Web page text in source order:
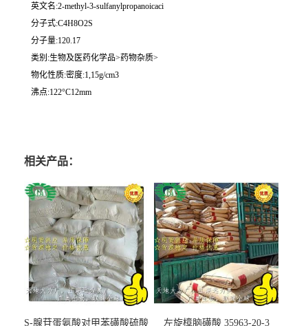
英文名:2-methyl-3-sulfanylpropanoicaci
分子式:C4H8O2S
分子量:120.17
类别:生物及医药化学品>药物杂质>
物化性质:密度:1,15g/cm3
沸点:122°C12mm
相关产品：
S-腺苷蛋氨酸对甲苯磺酸硫酸 左旋樟脑磺酸 35963-20-3